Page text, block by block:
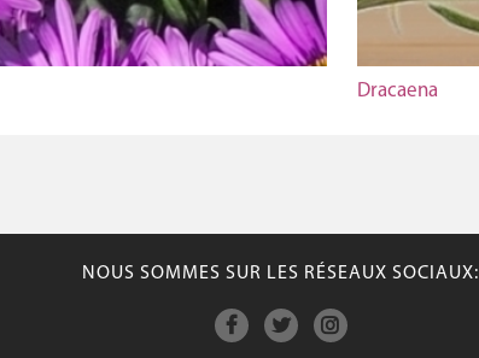
Dracaena
NOUS SOMMES SUR LES RÉSEAUX SOCIAUX: